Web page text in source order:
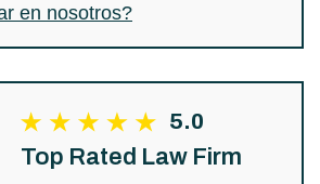
en nosotros?
5.0
Top Rated Law Firm